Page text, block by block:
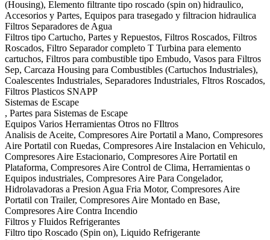
(Housing), Elemento filtrante tipo roscado (spin on) hidraulico,
Accesorios y Partes, Equipos para trasegado y filtracion hidraulica
Filtros Separadores de Agua
Filtros tipo Cartucho, Partes y Repuestos, Filtros Roscados, Filtros
Roscados, Filtro Separador completo T Turbina para elemento
cartuchos, Filtros para combustible tipo Embudo, Vasos para Filtros
Sep, Carcaza Housing para Combustibles (Cartuchos Industriales),
Coalescentes Industriales, Separadores Industriales, Fltros Roscados,
Filtros Plasticos SNAPP
Sistemas de Escape
, Partes para Sistemas de Escape
Equipos Varios Herramientas Otros no FIltros
Analisis de Aceite, Compresores Aire Portatil a Mano, Compresores
Aire Portatil con Ruedas, Compresores Aire Instalacion en Vehiculo,
Compresores Aire Estacionario, Compresores Aire Portatil en
Plataforma, Compresores Aire Control de Clima, Herramientas o
Equipos industriales, Compresores Aire Para Congelador,
Hidrolavadoras a Presion Agua Fria Motor, Compresores Aire
Portatil con Trailer, Compresores Aire Montado en Base,
Compresores Aire Contra Incendio
Filtros y Fluidos Refrigerantes
Filtro tipo Roscado (Spin on), Liquido Refrigerante